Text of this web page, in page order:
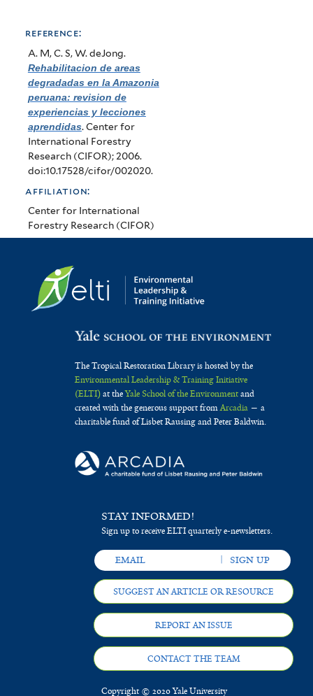
reference:
A. M, C. S, W. deJong.
Rehabilitacion de areas
degradadas en la Amazonia
peruana: revision de
experiencias y lecciones
aprendidas. Center for
International Forestry
Research (CIFOR); 2006.
doi:10.17528/cifor/002020.
affiliation:
Center for International
Forestry Research (CIFOR)
The Tropical Restoration Library is hosted by the
Environmental Leadership & Training Initiative
(ELTI)at theYale School of the Environmentand
created with the generous support fromArcadia— a
charitable fund of Lisbet Rausing and Peter Baldwin.
STAY INFORMED!
Sign up to receive ELTI quarterly e-newsletters.
SUGGEST AN ARTICLE OR RESOURCE
REPORT AN ISSUE
CONTACT THE TEAM
Copyright © 2020 Yale University